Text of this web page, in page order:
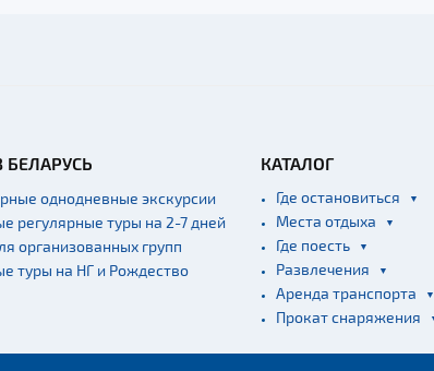
БЕЛАРУСЬ
однодневные экскурсии
регулярные туры на 2-7 дней
организованных групп
туры на НГ и Рождество
КАТАЛОГ
Где остановиться
Места отдыха
Где поесть
Развлечения
Аренда транспорта
Прокат снаряжения